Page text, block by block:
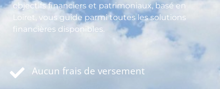
objectifs financiers et patrimoniaux, basé en
Loiret, vous guide parmi toutes les solutions
financières disponibles.
Aucun frais de versement